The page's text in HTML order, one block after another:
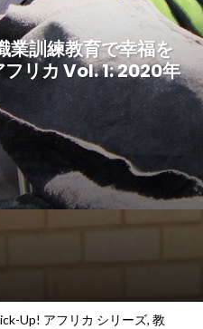
業訓練教育で幸福を
リカ Vol. 1: 2020年
Up! アフリカ シリーズ, 教